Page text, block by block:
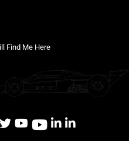
Find Me Here